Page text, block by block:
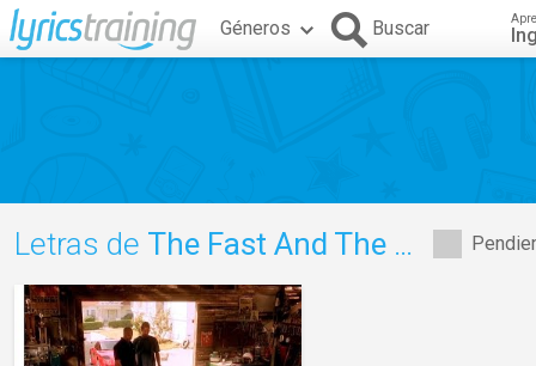
Géneros Buscar
Letras de The Fast And The Furious